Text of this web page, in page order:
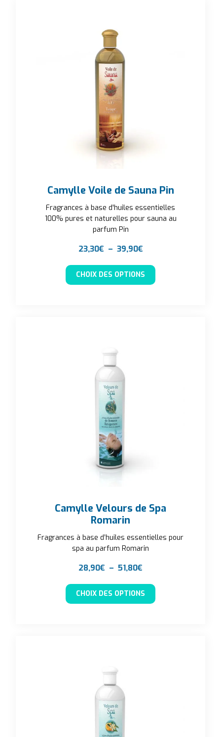
Camylle Voile de Sauna Pin
Fragrances à base d'huiles essentielles
100% pures et naturelles pour sauna au
parfum Pin
23,30€ – 39,90€Plage de prix :
CHOIX DES OPTIONS
Camylle Velours de Spa
Romarin
Fragrances à base d’huiles essentielles pour
spa au parfum Romarin
28,90€ – 51,80€
CHOIX DES OPTIONS